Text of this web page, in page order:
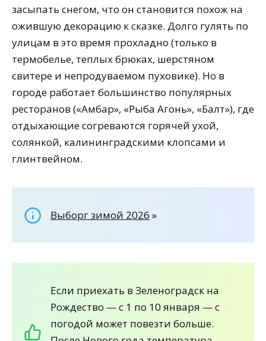
засыпать снегом, что он становится похож на
ожившую декорацию к сказке. Долго гулять по
улицам в это время прохладно (только в
термобелье, теплых брюках, шерстяном
свитере и непродуваемом пуховике). Но в
городе работает большинство популярных
ресторанов («Амбар», «Рыба Агонь», «Балт»), где
отдыхающие согреваются горячей ухой,
солянкой, калининградскими клопсами и
глинтвейном.
Выборг зимой 2026 »
Если приехать в Зеленоградск на
Рождество — с 1 по 10 января — с
погодой может повезти больше.